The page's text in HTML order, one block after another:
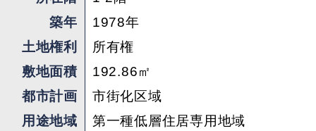
築年
1978年
土地権利
所有権
敷地面積
192.86㎡
都市計画
市街化区域
用途地域
第一種低層住居専用地域